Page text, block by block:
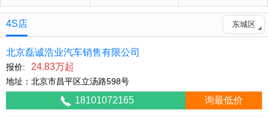
4S店 东城区
北京磊诚浩业汽车销售有限公司
报价: 24.83万起
地址：北京市昌平区立汤路598号
18101072165 询最低价